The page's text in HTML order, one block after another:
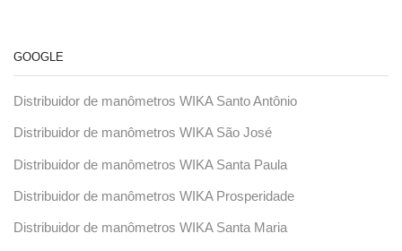
GOOGLE
Distribuidor de manômetros WIKA Santo Antônio
Distribuidor de manômetros WIKA São José
Distribuidor de manômetros WIKA Santa Paula
Distribuidor de manômetros WIKA Prosperidade
Distribuidor de manômetros WIKA Santa Maria